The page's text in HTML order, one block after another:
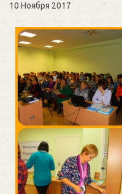
10 Ноября 2017